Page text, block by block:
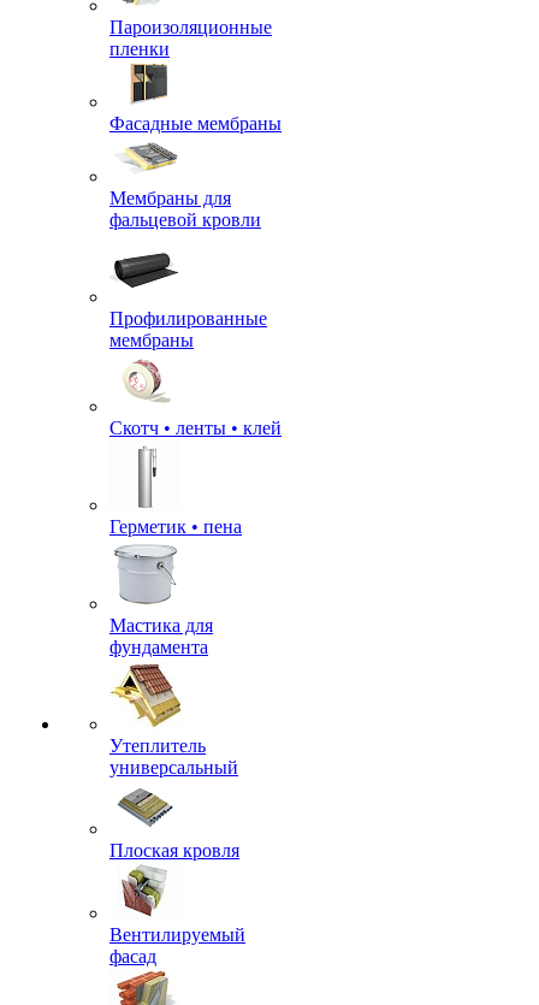
Пароизоляционные
пленки
Фасадные мембраны
Мембраны для
фальцевой кровли
Профилированные
мембраны
Скотч • ленты • клей
Герметик • пена
Мастика для
фундамента
Утеплитель
универсальный
Плоская кровля
Вентилируемый
фасад